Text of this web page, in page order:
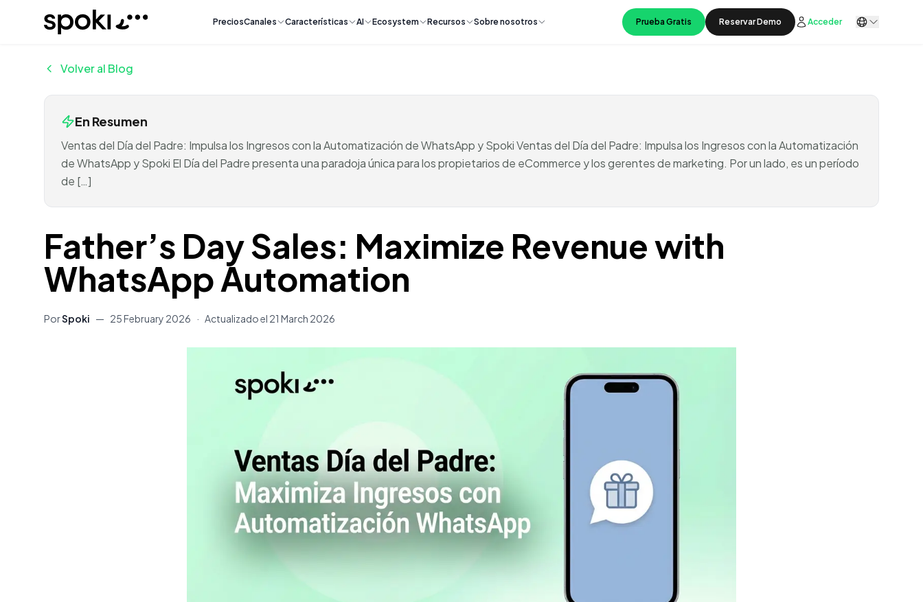
Spoki PreciosCanales Características AI Ecosystem Recursos Sobre nosotros Prueba Gratis Reservar Demo Acceder
Volver al Blog
En Resumen
Ventas del Día del Padre: Impulsa los Ingresos con la Automatización de WhatsApp y Spoki Ventas del Día del Padre: Impulsa los Ingresos con la Automatización
de WhatsApp y Spoki El Día del Padre presenta una paradoja única para los propietarios de eCommerce y los gerentes de marketing. Por un lado, es un período
de […]
Father’s Day Sales: Maximize Revenue with
WhatsApp Automation
PorSpoki — 25 February 2026 · Actualizado el 21 March 2026